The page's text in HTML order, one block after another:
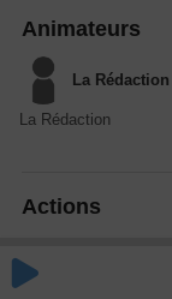
Animateurs
La Rédaction
La Rédaction
Actions